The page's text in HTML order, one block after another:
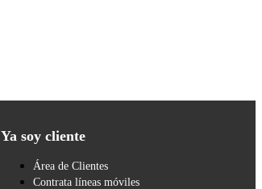
Ya soy cliente
Área de Clientes
Contrata líneas móviles